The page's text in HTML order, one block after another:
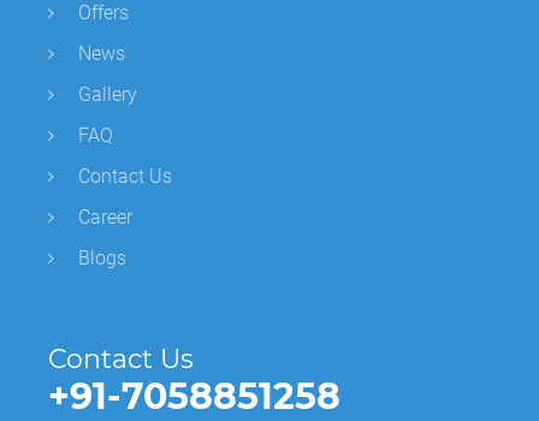
Offers
News
Gallery
FAQ
Contact Us
Career
Blogs
Contact Us
+91-7058851258